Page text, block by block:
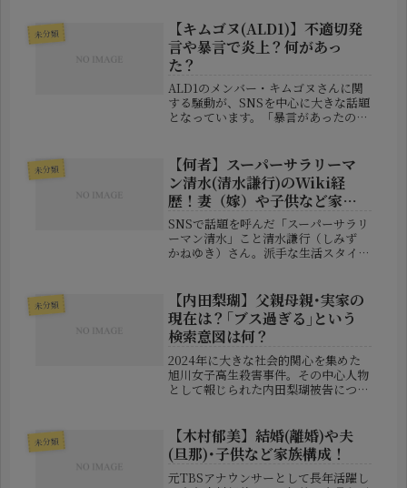
国内ではその動向を「知らなかった」
「ニュースで見なかった」と感じた
人...
未分類
【キムゴヌ(ALD1)】不適切発
言や暴言で炎上？何があっ
た？
ALD1のメンバー・キムゴヌさんに関
する騒動が、SNSを中心に大きな話題
となっています。「暴言があったので
すが、実際には複数の出来事が重なっ
ているため、内容を正しく理解しづら
い...
未分類
【何者】スーパーサラリーマ
ン清水(清水謙行)のWiki経
歴！妻（嫁）や子供など家族
構成は？
SNSで話題を呼んだ「スーパーサラリ
ーマン清水」こと清水謙行（しみず
かねゆき）さん。派手な生活スタイル
捕されるなど、波乱の人生を歩んでい
ます。この記事では、彼の経歴や...
未分類
【内田梨瑚】父親母親･実家の
現在は？｢ブス過ぎる｣という
検索意図は何？
2024年に大きな社会的関心を集めた
旭川女子高生殺害事件。その中心人物
として報じられた内田梨瑚被告につい
関心がインターネット上で高まってい
ます。また、検索エンジンでは「ブ
ス...
未分類
【木村郁美】結婚(離婚)や夫
(旦那)･子供など家族構成！
元TBSアナウンサーとして長年活躍し